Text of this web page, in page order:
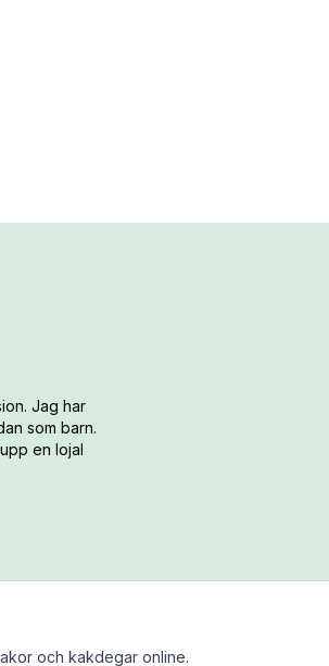
körsbärstomater och pinjenötter är
Jag har
som barn.
en lojal
och kakdegar online.